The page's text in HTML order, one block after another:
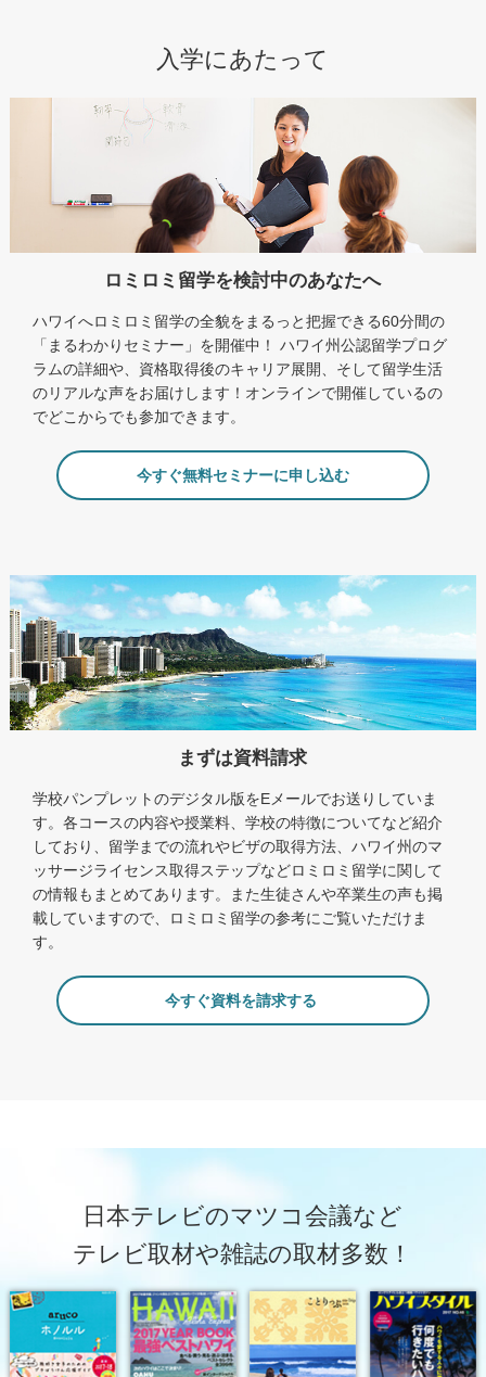
入学にあたって
ロミロミ留学を検討中のあなたへ
ハワイへロミロミ留学の全貌をまるっと把握できる60分間の
「まるわかりセミナー」を開催中！ ハワイ州公認留学プログ
ラムの詳細や、資格取得後のキャリア展開、そして留学生活
のリアルな声をお届けします！オンラインで開催しているの
でどこからでも参加できます。
今すぐ無料セミナーに申し込む
まずは資料請求
学校パンプレットのデジタル版をEメールでお送りしていま
す。各コースの内容や授業料、学校の特徴についてなど紹介
しており、留学までの流れやビザの取得方法、ハワイ州のマ
ッサージライセンス取得ステップなどロミロミ留学に関して
の情報もまとめてあります。また生徒さんや卒業生の声も掲
載していますので、ロミロミ留学の参考にご覧いただけま
す。
今すぐ資料を請求する
日本テレビのマツコ会議など
テレビ取材や雑誌の取材多数！